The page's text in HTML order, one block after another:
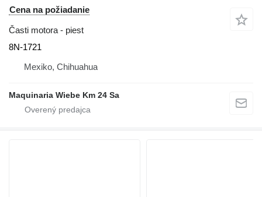
Cena na požiadanie
Časti motora - piest
8N-1721
Mexiko, Chihuahua
Maquinaria Wiebe Km 24 Sa